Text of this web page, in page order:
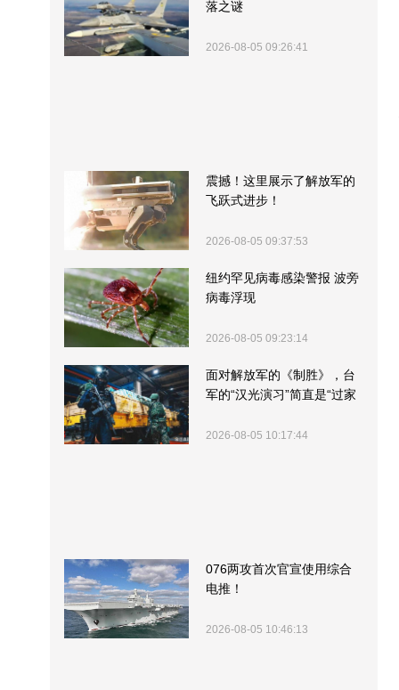
落之谜
2026-08-05 09:26:41
震撼！这里展示了解放军的
飞跃式进步！
2026-08-05 09:37:53
纽约罕见病毒感染警报 波旁
病毒浮现
2026-08-05 09:23:14
面对解放军的《制胜》，台
军的“汉光演习”简直是“过家
2026-08-05 10:17:44
076两攻首次官宣使用综合
电推！
2026-08-05 10:46:13